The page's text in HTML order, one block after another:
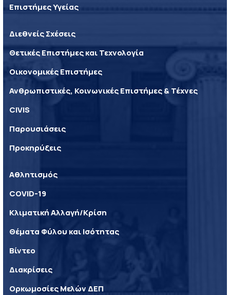
Επιστήμες Υγείας
Διεθνείς Σχέσεις
Θετικές Επιστήμες και Τεχνολογία
Οικονομικές Επιστήμες
Ανθρωπιστικές, Κοινωνικές Επιστήμες & Τέχνες
CIVIS
Παρουσιάσεις
Προκηρύξεις
Αθλητισμός
COVID-19
Κλιματική Αλλαγή/Κρίση
Θέματα Φύλου και Ισότητας
Βίντεο
Διακρίσεις
Ορκωμοσίες Μελών ΔΕΠ